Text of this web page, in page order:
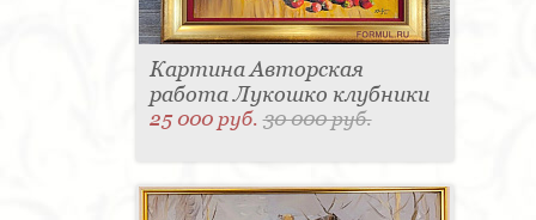
Картина Авторская
работа Лукошко клубники
25 000 руб.30 000 руб.